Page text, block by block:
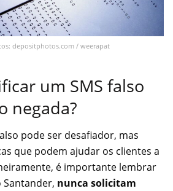
depositphotos.com / weerapat
um SMS falso
negada?
pode ser desafiador, mas
que podem ajudar os clientes a
é importante lembrar
Santander, nunca solicitam